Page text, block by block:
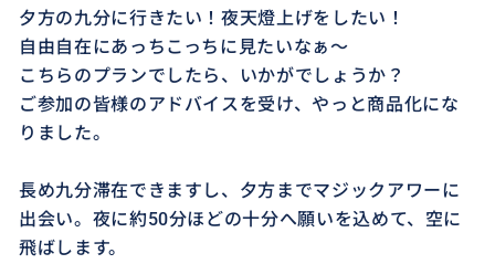
夕方の九分に行きたい！夜天燈上げをしたい！
自由自在にあっちこっちに見たいなぁ～
こちらのプランでしたら、いかがでしょうか？
ご参加の皆様のアドバイスを受け、やっと商品化にな
りました。
長め九分滞在できますし、夕方までマジックアワーに
出会い。夜に約50分ほどの十分へ願いを込めて、空に
飛ばします。